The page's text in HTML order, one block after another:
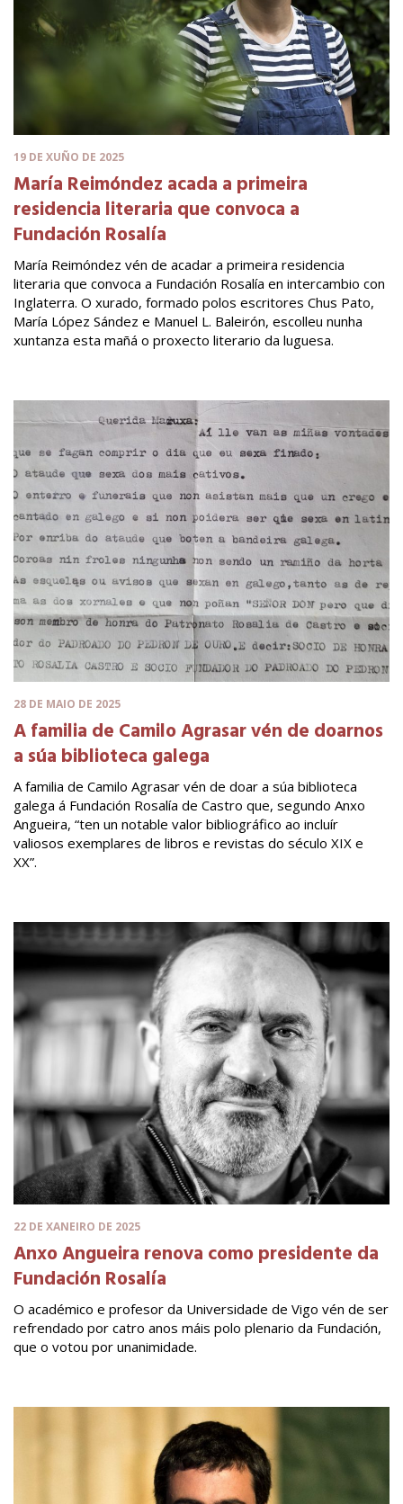
19 DE XUÑO DE 2025
María Reimóndez acada a primeira
residencia literaria que convoca a
Fundación Rosalía
María Reimóndez vén de acadar a primeira residencia
literaria que convoca a Fundación Rosalía en intercambio con
Inglaterra. O xurado, formado polos escritores Chus Pato,
María López Sández e Manuel L. Baleirón, escolleu nunha
xuntanza esta mañá o proxecto literario da luguesa.
28 DE MAIO DE 2025
A familia de Camilo Agrasar vén de doarnos
a súa biblioteca galega
A familia de Camilo Agrasar vén de doar a súa biblioteca
galega á Fundación Rosalía de Castro que, segundo Anxo
Angueira, “ten un notable valor bibliográfico ao incluír
valiosos exemplares de libros e revistas do século XIX e
XX”.
22 DE XANEIRO DE 2025
Anxo Angueira renova como presidente da
Fundación Rosalía
O académico e profesor da Universidade de Vigo vén de ser
refrendado por catro anos máis polo plenario da Fundación,
que o votou por unanimidade.